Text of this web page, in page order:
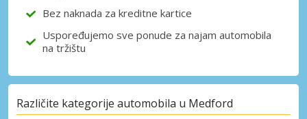
Bez naknada za kreditne kartice
Uspoređujemo sve ponude za najam automobila
na tržištu
Različite kategorije automobila u Medford